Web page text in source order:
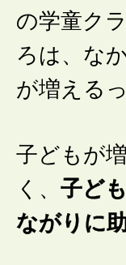
の学童ク
ろは、な
が増える
子どもが
く、 子ど
ながりに